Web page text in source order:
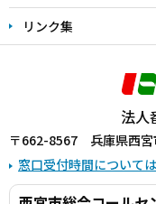
リンク集
法人
〒662-8567 兵庫県西宮
窓口受付時間について